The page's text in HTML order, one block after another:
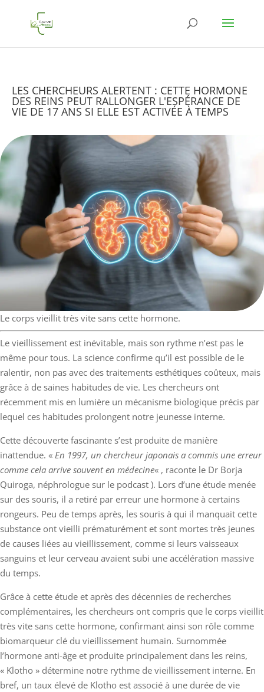
LES CHERCHEURS ALERTENT : CETTE HORMONE
DES REINS PEUT RALLONGER L'ESPÉRANCE DE
VIE DE 17 ANS SI ELLE EST ACTIVÉE À TEMPS
Le corps vieillit très vite sans cette hormone.
Le vieillissement est inévitable, mais son rythme n’est pas le
même pour tous. La science confirme qu’il est possible de le
ralentir, non pas avec des traitements esthétiques coûteux, mais
grâce à de saines habitudes de vie. Les chercheurs ont
récemment mis en lumière un mécanisme biologique précis par
lequel ces habitudes prolongent notre jeunesse interne.
Cette découverte fascinante s’est produite de manière
inattendue. « En 1997, un chercheur japonais a commis une erreur
comme cela arrive souvent en médecine« , raconte le Dr Borja
Quiroga, néphrologue sur le podcast ). Lors d’une étude menée
sur des souris, il a retiré par erreur une hormone à certains
rongeurs. Peu de temps après, les souris à qui il manquait cette
substance ont vieilli prématurément et sont mortes très jeunes
de causes liées au vieillissement, comme si leurs vaisseaux
sanguins et leur cerveau avaient subi une accélération massive
du temps.
Grâce à cette étude et après des décennies de recherches
complémentaires, les chercheurs ont compris que le corps vieillit
très vite sans cette hormone, confirmant ainsi son rôle comme
biomarqueur clé du vieillissement humain. Surnommée
l’hormone anti-âge et produite principalement dans les reins,
« Klotho » détermine notre rythme de vieillissement interne. En
bref, un taux élevé de Klotho est associé à une durée de vie